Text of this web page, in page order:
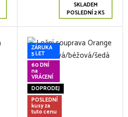
SKLADEM
POSLEDNÍ 2 KS
ZÁRUKA
5 LET
60 DNÍ
na
VRÁCENÍ
DOPRODEJ
POSLEDNÍ
kusy za
tuto cenu